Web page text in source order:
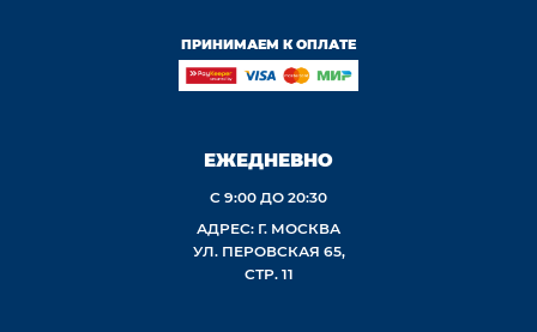
ПРИНИМАЕМ К ОПЛАТЕ
ЕЖЕДНЕВНО
С 9:00 ДО 20:30
АДРЕС: Г. МОСКВА
УЛ. ПЕРОВСКАЯ 65,
СТР. 11